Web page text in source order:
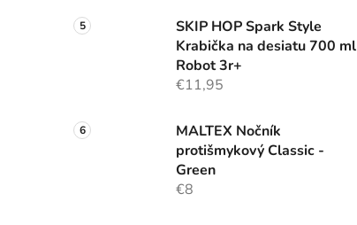
SKIP HOP Spark Style
Krabička na desiatu 700 ml
Robot 3r+
€11,95
MALTEX Nočník
protišmykový Classic -
Green
€8